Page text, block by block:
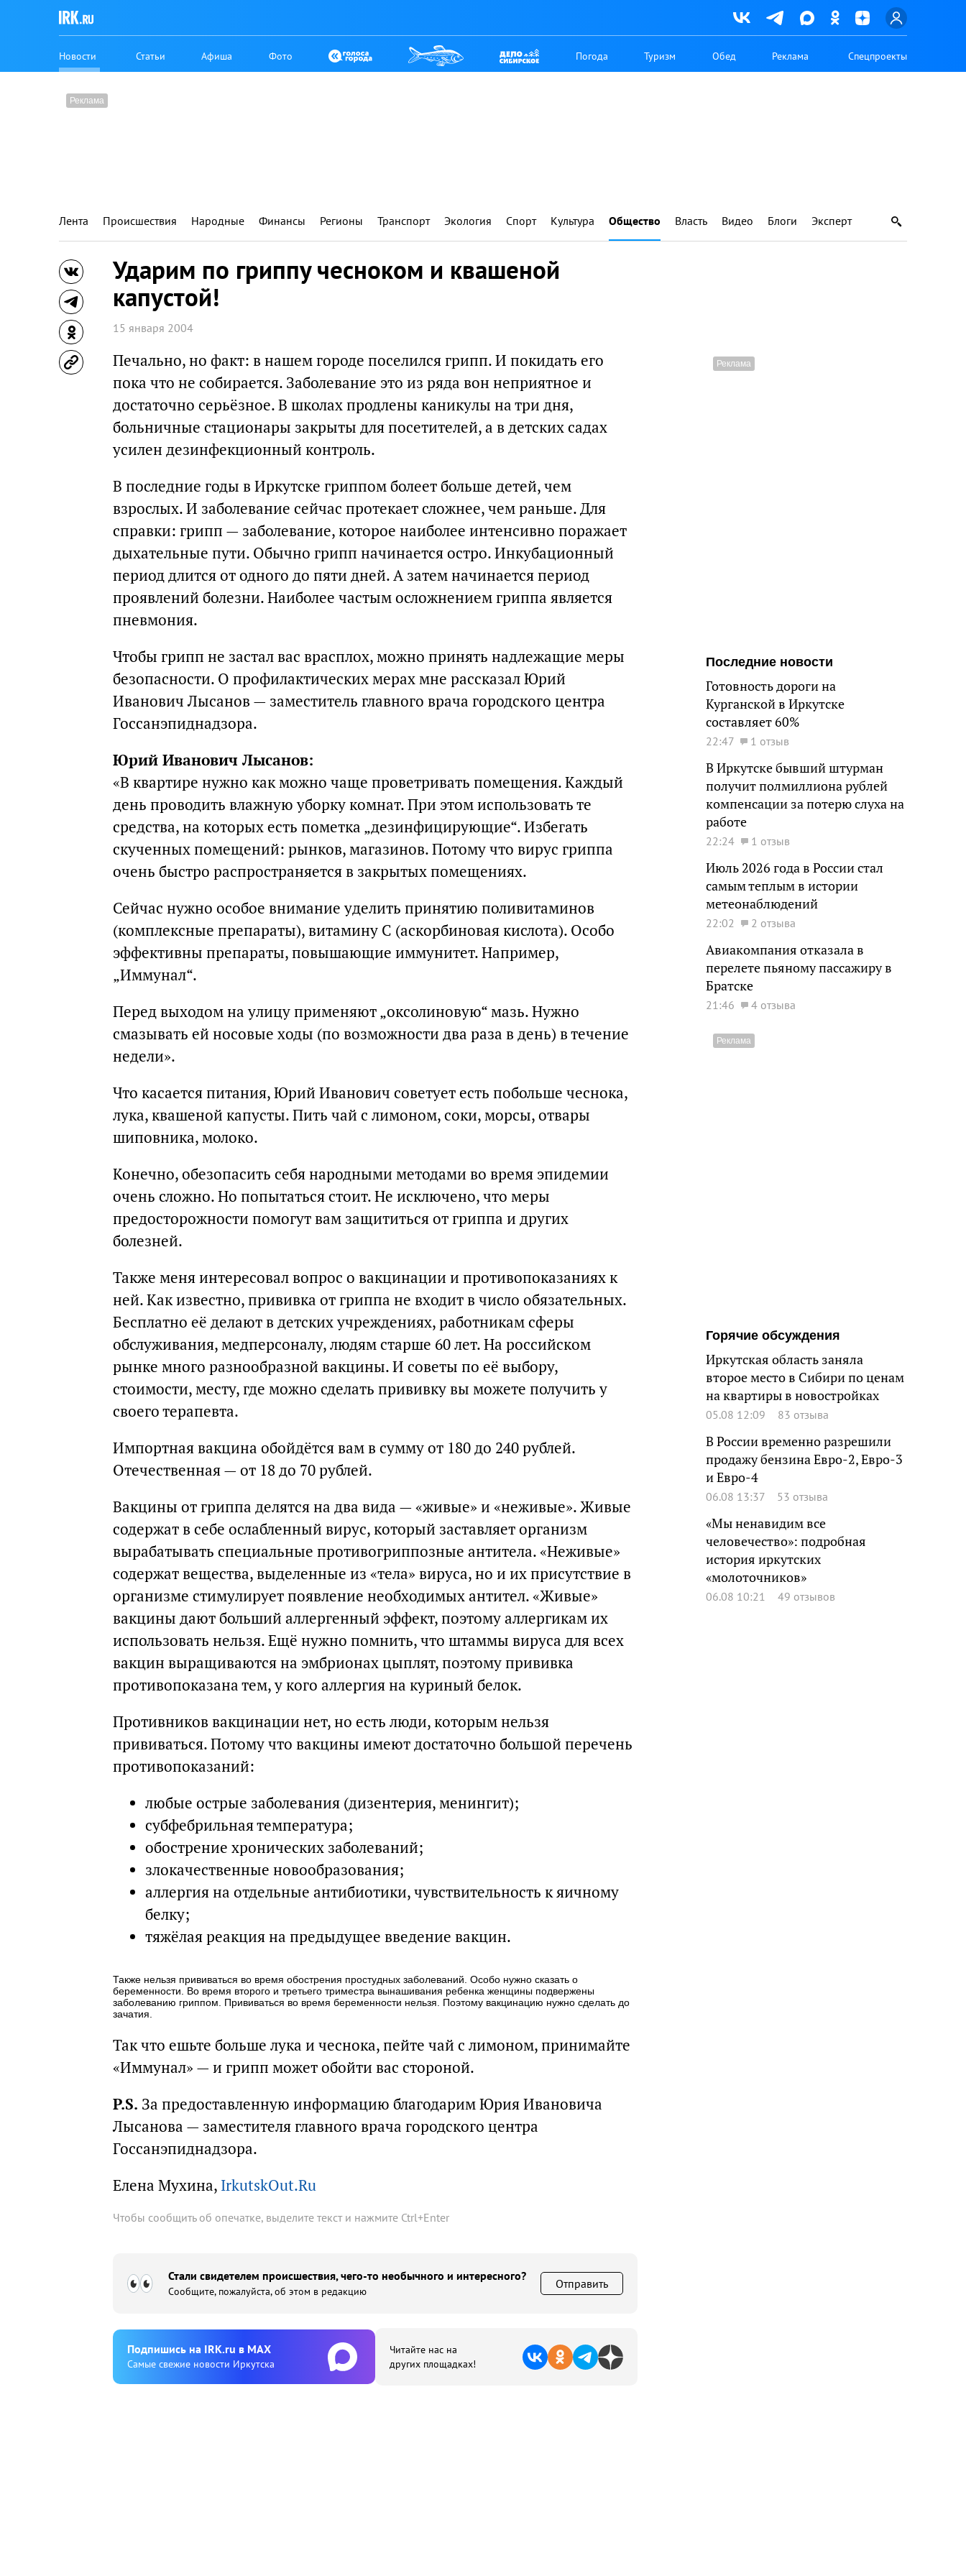
Новости Статьи Афиша Фото Погода Туризм Обед Реклама Спецпроекты
Лента Происшествия Народные Финансы Регионы Транспорт Экология Спорт Культура Общество Власть Видео Блоги Эксперт
Ударим по гриппу чесноком и квашеной
капустой!
15 января 2004
Печально, но факт: в нашем городе поселился грипп. И покидать его
пока что не собирается. Заболевание это из ряда вон неприятное и
достаточно серьёзное. В школах продлены каникулы на три дня,
больничные стационары закрыты для посетителей, а в детских садах
усилен дезинфекционный контроль.
В последние годы в Иркутске гриппом болеет больше детей, чем
взрослых. И заболевание сейчас протекает сложнее, чем раньше. Для
справки: грипп — заболевание, которое наиболее интенсивно поражает
дыхательные пути. Обычно грипп начинается остро. Инкубационный
период длится от одного до пяти дней. А затем начинается период
проявлений болезни. Наиболее частым осложнением гриппа является
пневмония.
Чтобы грипп не застал вас врасплох, можно принять надлежащие меры
безопасности. О профилактических мерах мне рассказал Юрий
Иванович Лысанов — заместитель главного врача городского центра
Госсанэпиднадзора.
Юрий Иванович Лысанов:
«В квартире нужно как можно чаще проветривать помещения. Каждый
день проводить влажную уборку комнат. При этом использовать те
средства, на которых есть пометка „дезинфицирующие“. Избегать
скученных помещений: рынков, магазинов. Потому что вирус гриппа
очень быстро распространяется в закрытых помещениях.
Сейчас нужно особое внимание уделить принятию поливитаминов
(комплексные препараты), витамину C (аскорбиновая кислота). Особо
эффективны препараты, повышающие иммунитет. Например,
„Иммунал“.
Перед выходом на улицу применяют „оксолиновую“ мазь. Нужно
смазывать ей носовые ходы (по возможности два раза в день) в течение
недели».
Что касается питания, Юрий Иванович советует есть побольше чеснока,
лука, квашеной капусты. Пить чай с лимоном, соки, морсы, отвары
шиповника, молоко.
Конечно, обезопасить себя народными методами во время эпидемии
очень сложно. Но попытаться стоит. Не исключено, что меры
предосторожности помогут вам защититься от гриппа и других
болезней.
Также меня интересовал вопрос о вакцинации и противопоказаниях к
ней. Как известно, прививка от гриппа не входит в число обязательных.
Бесплатно её делают в детских учреждениях, работникам сферы
обслуживания, медперсоналу, людям старше 60 лет. На российском
рынке много разнообразной вакцины. И советы по её выбору,
стоимости, месту, где можно сделать прививку вы можете получить у
своего терапевта.
Импортная вакцина обойдётся вам в сумму от 180 до 240 рублей.
Отечественная — от 18 до 70 рублей.
Вакцины от гриппа делятся на два вида — «живые» и «неживые». Живые
содержат в себе ослабленный вирус, который заставляет организм
вырабатывать специальные противогриппозные антитела. «Неживые»
содержат вещества, выделенные из «тела» вируса, но и их присутствие в
организме стимулирует появление необходимых антител. «Живые»
вакцины дают больший аллергенный эффект, поэтому аллергикам их
использовать нельзя. Ещё нужно помнить, что штаммы вируса для всех
вакцин выращиваются на эмбрионах цыплят, поэтому прививка
противопоказана тем, у кого аллергия на куриный белок.
Противников вакцинации нет, но есть люди, которым нельзя
прививаться. Потому что вакцины имеют достаточно большой перечень
противопоказаний:
любые острые заболевания (дизентерия, менингит);
субфебрильная температура;
обострение хронических заболеваний;
злокачественные новообразования;
аллергия на отдельные антибиотики, чувствительность к яичному
белку;
тяжёлая реакция на предыдущее введение вакцин.
Также нельзя прививаться во время обострения простудных заболеваний. Особо нужно сказать о
беременности. Во время второго и третьего триместра вынашивания ребенка женщины подвержены
заболеванию гриппом. Прививаться во время беременности нельзя. Поэтому вакцинацию нужно сделать до
зачатия.
Так что ешьте больше лука и чеснока, пейте чай с лимоном, принимайте
«Иммунал» — и грипп может обойти вас стороной.
P.S. За предоставленную информацию благодарим Юрия Ивановича
Лысанова — заместителя главного врача городского центра
Госсанэпиднадзора.
Елена Мухина, IrkutskOut.Ru
Чтобы сообщить об опечатке, выделите текст и нажмите Ctrl+Enter
Стали свидетелем происшествия, чего-то необычного и интересного?
Сообщите, пожалуйста, об этом в редакцию
Отправить
Подпишиcь на IRK.ru в MAX
Cамые свежие новости Иркутска
Читайте нас на
других площадках!
Последние новости
Готовность дороги на
Курганской в Иркутске
составляет 60%
22:47 1 отзыв
В Иркутске бывший штурман
получит полмиллиона рублей
компенсации за потерю слуха на
работе
22:24 1 отзыв
Июль 2026 года в России стал
самым теплым в истории
метеонаблюдений
22:02 2 отзыва
Авиакомпания отказала в
перелете пьяному пассажиру в
Братске
21:46 4 отзыва
Горячие обсуждения
Иркутская область заняла
второе место в Сибири по ценам
на квартиры в новостройках
05.08 12:09 83 отзыва
В России временно разрешили
продажу бензина Евро-2, Евро-3
и Евро-4
06.08 13:37 53 отзыва
«Мы ненавидим все
человечество»: подробная
история иркутских
«молоточников»
06.08 10:21 49 отзывов